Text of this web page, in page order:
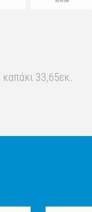
καπάκι 33,65εκ.